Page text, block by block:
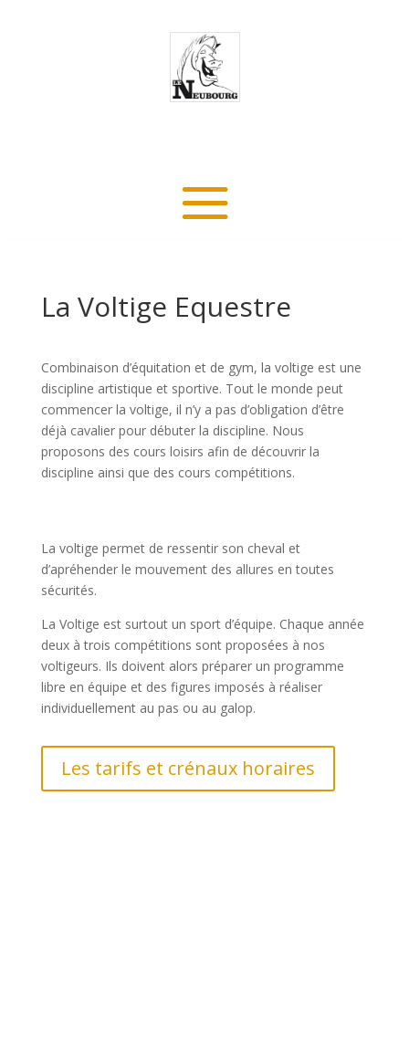
La Voltige Equestre
Combinaison d’équitation et de gym, la voltige est une
discipline artistique et sportive. Tout le monde peut
commencer la voltige, il n’y a pas d’obligation d’être
déjà cavalier pour débuter la discipline. Nous
proposons des cours loisirs afin de découvrir la
discipline ainsi que des cours compétitions.
La voltige permet de ressentir son cheval et
d’apréhender le mouvement des allures en toutes
sécurités.
La Voltige est surtout un sport d’équipe. Chaque année
deux à trois compétitions sont proposées à nos
voltigeurs. Ils doivent alors préparer un programme
libre en équipe et des figures imposés à réaliser
individuellement au pas ou au galop.
Les tarifs et crénaux horaires